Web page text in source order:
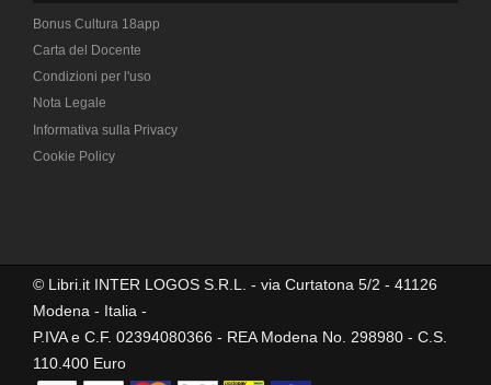
Bonus Cultura 18app
Carta del Docente
Condizioni per l'uso
Nota Legale
Informativa sulla Privacy
Cookie Policy
© Libri.it INTER LOGOS S.R.L. - via Curtatona 5/2 - 41126
Modena - Italia -
P.IVA e C.F. 02394080366 - REA Modena No. 298980 - C.S.
110.400 Euro